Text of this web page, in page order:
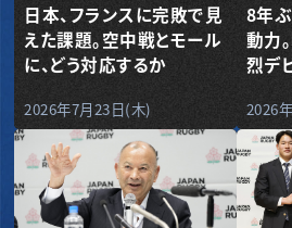
日本、フランスに完敗で見
えた課題。空中戦とモール
に、どう対応するか
2026年7月23日(木)
8年
動力
烈デ
2026